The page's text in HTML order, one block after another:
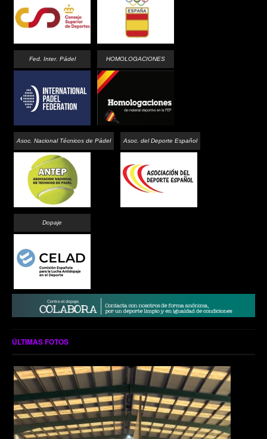
Fed. Inter. Pádel HOMOLOGACIONES
Asoc. Nacional Técnicos de Pádel Asoc. del Deporte Español
Dopaje
ÚLTIMAS FOTOS